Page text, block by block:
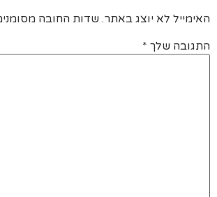
האימייל לא יוצג באתר.שדות החובה
התגובה שלך *